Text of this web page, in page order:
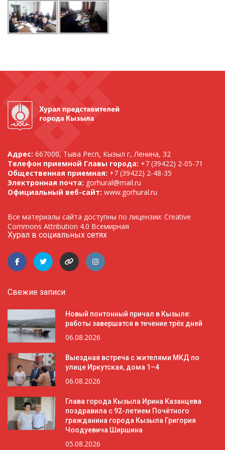
Адрес: 667000, Тыва Респ, Кызыл г, Ленина, 32
Телефон приемной Главы города: +7 (39422) 2-05-71
Общественная приемная: +7 (39422) 2-48-35
Электронная почта: gorhural@mail.ru
Официальный веб-сайт: www.gorhural.ru
Все материалы сайта доступны по лицензии: Creative
Commons Attribution 4.0 Всемирная
Хурал в социальных сетях
Свежие записи
Новый понтонный причал в Кызыле:
работы завершатся в течение трёх дней
06.08.2026
Выездная встреча с жителями МКД по
улице Иркутская, дома 1–4
06.08.2026
Глава города Кызыла Ирина Казанцева
поздравила с 92-летием Почётного
гражданина города Кызыла Григория
Чоодуевича Ширшина
05.08.2026